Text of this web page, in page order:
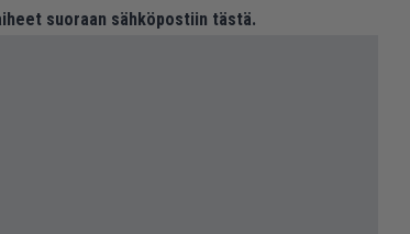
suoraan sähköpostiin tästä.